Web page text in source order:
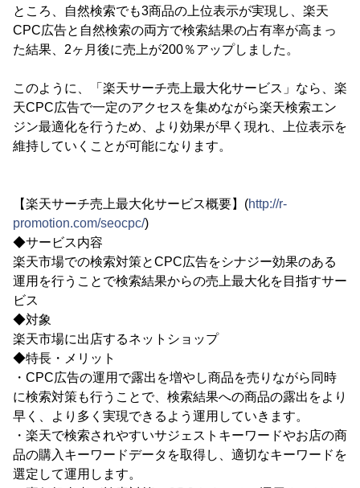
ところ、自然検索でも3商品の上位表示が実現し、楽天
CPC広告と自然検索の両方で検索結果の占有率が高まっ
た結果、2ヶ月後に売上が200％アップしました。
このように、「楽天サーチ売上最大化サービス」なら、楽
天CPC広告で一定のアクセスを集めながら楽天検索エン
ジン最適化を行うため、より効果が早く現れ、上位表示を
維持していくことが可能になります。
【楽天サーチ売上最大化サービス概要】(http://r-
promotion.com/seocpc/)
◆サービス内容
楽天市場での検索対策とCPC広告をシナジー効果のある
運用を行うことで検索結果からの売上最大化を目指すサー
ビス
◆対象
楽天市場に出店するネットショップ
◆特長・メリット
・CPC広告の運用で露出を増やし商品を売りながら同時
に検索対策も行うことで、検索結果への商品の露出をより
早く、より多く実現できるよう運用していきます。
・楽天で検索されやすいサジェストキーワードやお店の商
品の購入キーワードデータを取得し、適切なキーワードを
選定して運用します。